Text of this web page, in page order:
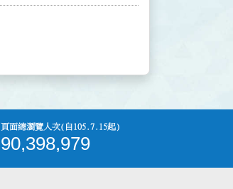
頁面總瀏覽人次(自105.7.15起)
90,398,979